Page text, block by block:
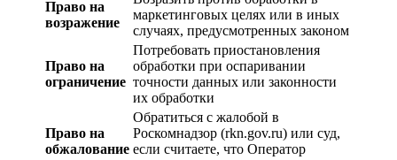
Право на
возражение
маркетинговых целях или в иных
случаях, предусмотренных законом
Право на
ограничение
Потребовать приостановления
обработки при оспаривании
точности данных или законности
их обработки
Право на
обжалование
Обратиться с жалобой в
Роскомнадзор (rkn.gov.ru) или суд,
если считаете, что Оператор